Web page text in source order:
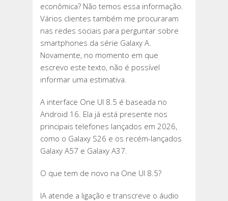
econômica? Não temos essa informação.
Vários clientes também me procuraram
nas redes sociais para perguntar sobre
smartphones da série Galaxy A.
Novamente, no momento em que
escrevo este texto, não é possível
informar uma estimativa.
A interface One UI 8.5 é baseada no
Android 16. Ela já está presente nos
principais telefones lançados em 2026,
como o Galaxy S26 e os recém-lançados
Galaxy A57 e Galaxy A37.
O que tem de novo na One UI 8.5?
IA atende a ligação e transcreve o áudio